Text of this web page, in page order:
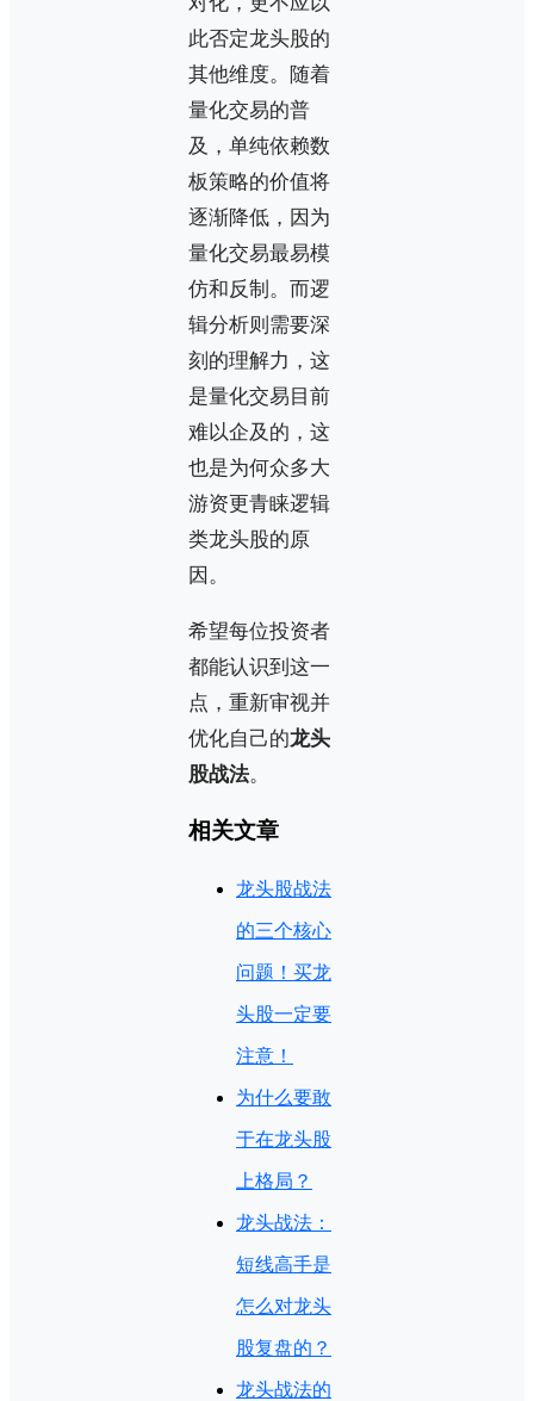
此否定龙头股的
其他维度。随着
量化交易的普
及，单纯依赖数
板策略的价值将
逐渐降低，因为
量化交易最易模
仿和反制。而逻
辑分析则需要深
刻的理解力，这
是量化交易目前
难以企及的，这
也是为何众多大
游资更青睐逻辑
类龙头股的原
因。
希望每位投资者
都能认识到这一
点，重新审视并
优化自己的龙头
股战法。
相关文章
龙头股战法
的三个核心
问题！买龙
头股一定要
注意！
为什么要敢
于在龙头股
上格局？
龙头战法：
短线高手是
怎么对龙头
股复盘的？
龙头战法的